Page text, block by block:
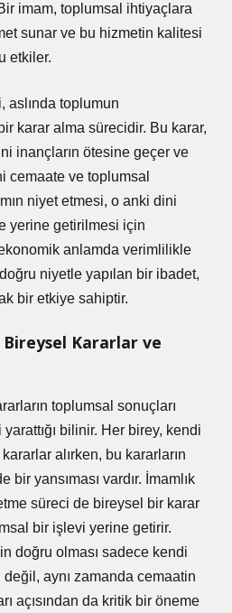
imam, toplumsal ihtiyaçlara
sunar ve bu hizmetin kalitesi
etkiler.
aslında toplumun
karar alma sürecidir. Bu karar,
inançların ötesine geçer ve
cemaate ve toplumsal
niyet etmesi, o anki dini
yerine getirilmesi için
anlamda verimlilikle
niyetle yapılan bir ibadet,
bir etkiye sahiptir.
Kararlar ve
toplumsal sonuçları
bilinir. Her birey, kendi
alırken, bu kararların
yansıması vardır. İmamlık
süreci de bireysel bir karar
bir işlevi yerine getirir.
doğru olması sadece kendi
aynı zamanda cemaatin
açısından da kritik bir öneme